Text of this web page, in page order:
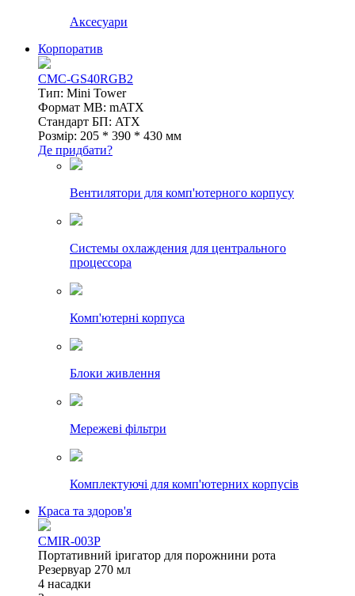
Аксесуари
Корпоратив
CMC-GS40RGB2
Тип: Mini Tower
Формат MB: mATX
Стандарт БП: ATX
Розмір: 205 * 390 * 430 мм
Де придбати?
Вентилятори для комп'ютерного корпусу
Системы охлаждения для центрального
процессора
Комп'ютерні корпуса
Блоки живлення
Мережеві фільтри
Комплектуючі для комп'ютерних корпусів
Краса та здоров'я
CMIR-003P
Портативний іригатор для порожнини рота
Резервуар 270 мл
4 насадки